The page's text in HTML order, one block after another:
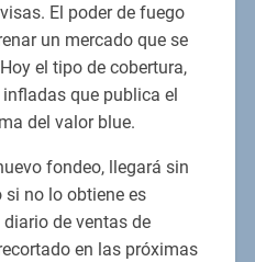
El poder de fuego
un mercado que se
el tipo de cobertura,
que publica el
del valor blue.
fondeo, llegará sin
si no lo obtiene es
de ventas de
en las próximas